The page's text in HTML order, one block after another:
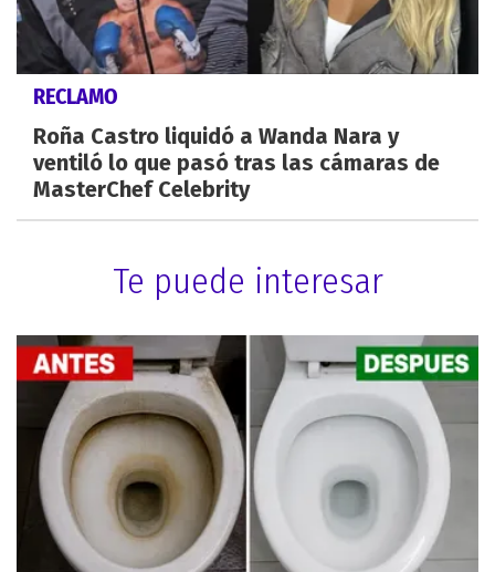
RECLAMO
Roña Castro liquidó a Wanda Nara y
ventiló lo que pasó tras las cámaras de
MasterChef Celebrity
Te puede interesar